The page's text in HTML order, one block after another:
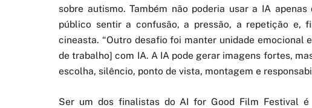
sobre autismo. Também não poderia usar a IA
público sentir a confusão, a pressão, a repetição e,
cineasta. “Outro desafio foi manter unidade
de trabalho] com IA. A IA pode gerar imagens fortes,
escolha, silêncio, ponto de vista, montagem e
Ser um dos finalistas do AI for Good Film Festival